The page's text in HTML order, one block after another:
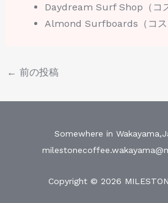
Daydream Surf Shop（コ
Almond Surfboards（コス
← 前の投稿
Somewhere in
Copyright © 2026